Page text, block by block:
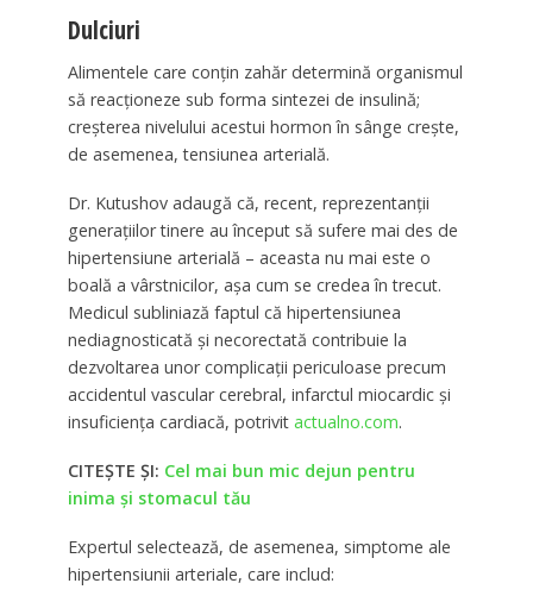
Dulciuri
Alimentele care conțin zahăr determină organismul
să reacționeze sub forma sintezei de insulină;
creșterea nivelului acestui hormon în sânge crește,
de asemenea, tensiunea arterială.
Dr. Kutushov adaugă că, recent, reprezentanții
generațiilor tinere au început să sufere mai des de
hipertensiune arterială – aceasta nu mai este o
boală a vârstnicilor, așa cum se credea în trecut.
Medicul subliniază faptul că hipertensiunea
nediagnosticată și necorectată contribuie la
dezvoltarea unor complicații periculoase precum
accidentul vascular cerebral, infarctul miocardic și
insuficiența cardiacă, potrivit actualno.com.
CITEȘTE ȘI: Cel mai bun mic dejun pentru
inima și stomacul tău
Expertul selectează, de asemenea, simptome ale
hipertensiunii arteriale, care includ: